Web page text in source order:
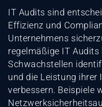
IT Audits sind
Effizienz und
Unternehmens
regelmäßige IT
Schwachstellen
und die Leistung
verbessern. Beispiele